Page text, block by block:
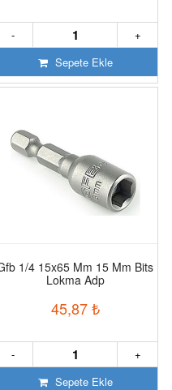
+
-
Sepete Ekle
1/4 15x65 Mm 15 Mm Bits
Lokma Adp
45,87₺
+
-
Sepete Ekle